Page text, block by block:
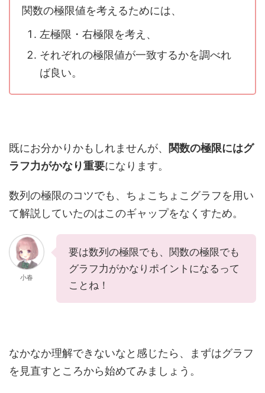
関数の極限値を考えるためには、
左極限・右極限を考え、
それぞれの極限値が一致するかを調べれ
ば良い。
既にお分かりかもしれませんが、 関数の極限にはグ
ラフ力がかなり重要になります。
数列の極限のコツでも、ちょこちょこグラフを用い
て解説していたのはこのギャップをなくすため。
小春
要は数列の極限でも、関数の極限でも
グラフ力がかなりポイントになるって
ことね！
なかなか理解できないなと感じたら、まずはグラフ
を見直すところから始めてみましょう。